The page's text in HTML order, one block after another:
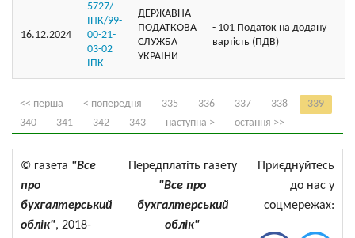
16.12.2024
5727/
ІПК/99-
00-21-
03-02
ІПК
ДЕРЖАВНА
ПОДАТКОВА
СЛУЖБА
УКРАЇНИ
- 101 Податок на додану
вартість (ПДВ)
<< перша < попередня 335 336 337 338
339
340
341 342 343 наступна > остання >>
© газета "Все
про
бухгалтерський
облік", 2018-
Передплатіть газету
"Все про
бухгалтерський
облік"
Приєднуйтесь
до нас у
соцмережах: